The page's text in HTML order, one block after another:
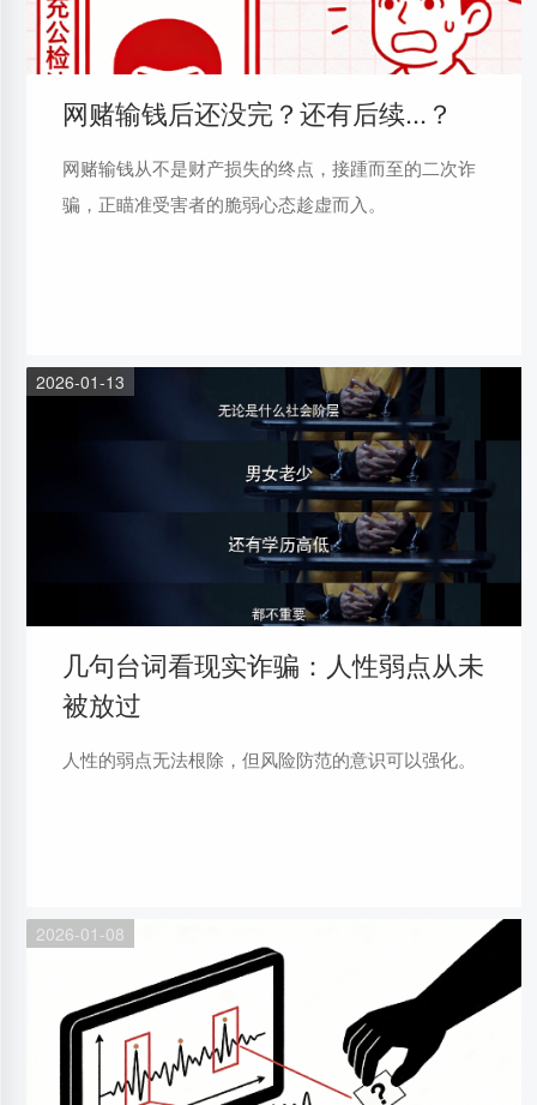
网赌输钱后还没完？还有后续...？
网赌输钱从不是财产损失的终点，接踵而至的二次诈
骗，正瞄准受害者的脆弱心态趁虚而入。
2026-01-13
几句台词看现实诈骗：人性弱点从未
被放过
人性的弱点无法根除，但风险防范的意识可以强化。
2026-01-08